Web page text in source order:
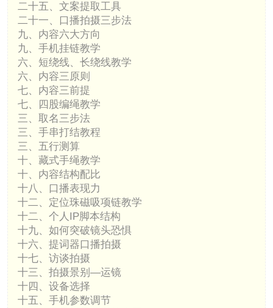
二十五、文案提取工具
二十一、口播拍摄三步法
九、内容六大方向
九、手机挂链教学
六、短绕线、长绕线教学
六、内容三原则
七、内容三前提
七、四股编绳教学
三、取名三步法
三、手串打结教程
三、五行测算
十、藏式手绳教学
十、内容结构配比
十八、口播表现力
十二、定位珠磁吸项链教学
十二、个人IP脚本结构
十九、如何突破镜头恐惧
十六、提词器口播拍摄
十七、访谈拍摄
十三、拍摄景别—运镜
十四、设备选择
十五、手机参数调节